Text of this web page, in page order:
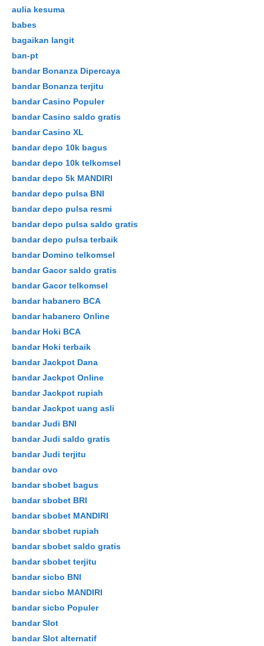
aulia kesuma
babes
bagaikan langit
ban-pt
bandar Bonanza Dipercaya
bandar Bonanza terjitu
bandar Casino Populer
bandar Casino saldo gratis
bandar Casino XL
bandar depo 10k bagus
bandar depo 10k telkomsel
bandar depo 5k MANDIRI
bandar depo pulsa BNI
bandar depo pulsa resmi
bandar depo pulsa saldo gratis
bandar depo pulsa terbaik
bandar Domino telkomsel
bandar Gacor saldo gratis
bandar Gacor telkomsel
bandar habanero BCA
bandar habanero Online
bandar Hoki BCA
bandar Hoki terbaik
bandar Jackpot Dana
bandar Jackpot Online
bandar Jackpot rupiah
bandar Jackpot uang asli
bandar Judi BNI
bandar Judi saldo gratis
bandar Judi terjitu
bandar ovo
bandar sbobet bagus
bandar sbobet BRI
bandar sbobet MANDIRI
bandar sbobet rupiah
bandar sbobet saldo gratis
bandar sbobet terjitu
bandar sicbo BNI
bandar sicbo MANDIRI
bandar sicbo Populer
bandar Slot
bandar Slot alternatif